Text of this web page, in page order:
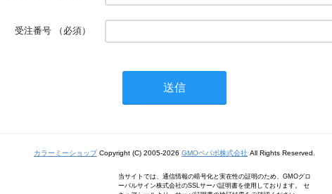
受注番号 （必須）
カラーミーショップCopyright (C) 2005-2026 GMOペパボ株式会社 All Rights Reserved.
当サイトでは、通信情報の暗号化と実在性の証明のため、GMOグロ
ーバルサイン株式会社のSSLサーバ証明書を使用しております。 セ